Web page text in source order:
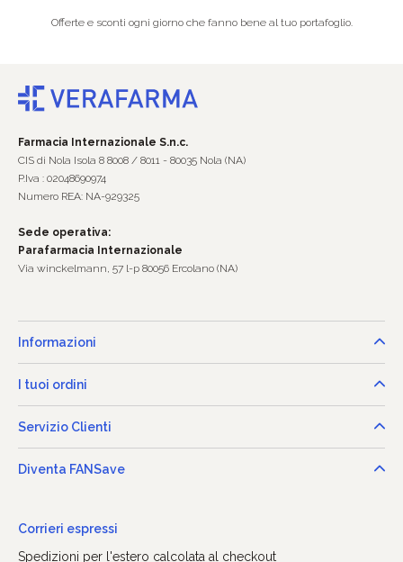
Offerte e sconti ogni giorno che fanno bene al tuo portafoglio.
Farmacia Internazionale S.n.c.
CIS di Nola Isola 8 8008 / 8011 - 80035 Nola (NA)
P.Iva : 02048690974
Numero REA: NA-929325
Sede operativa:
Parafarmacia Internazionale
Via winckelmann, 57 l-p 80056 Ercolano (NA)
Informazioni
I tuoi ordini
Servizio Clienti
Diventa FANSave
Corrieri espressi
Spedizioni per l'estero calcolata al checkout